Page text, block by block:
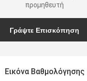
προμηθευτή
Γράψτε Επισκόπηση
Εικόνα Βαθμολόγησης